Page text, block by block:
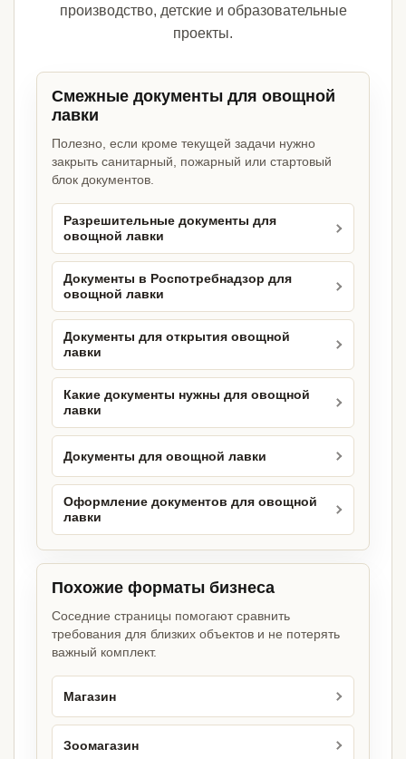
производство, детские и образовательные
проекты.
Смежные документы для овощной
лавки
Полезно, если кроме текущей задачи нужно
закрыть санитарный, пожарный или стартовый
блок документов.
Разрешительные документы для
овощной лавки
Документы в Роспотребнадзор для
овощной лавки
Документы для открытия овощной
лавки
Какие документы нужны для овощной
лавки
Документы для овощной лавки
Оформление документов для овощной
лавки
Похожие форматы бизнеса
Соседние страницы помогают сравнить
требования для близких объектов и не потерять
важный комплект.
Магазин
Зоомагазин